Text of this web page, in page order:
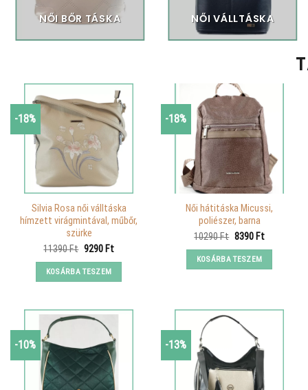
NŐI BŐR TÁSKA NŐI VÁLLTÁSKA
-18%
Silvia Rosa női válltáska
hímzett virágmintával, műbőr,
szürke
11390Ft Original
was:
11390 Ft.
9290 FtCurrent
KOSÁRBA TESZEM
-18%
Női hátitáska Micussi,
poliészer, barna
10290Ft Original
was:
10290 Ft.
8390 FtCurrent
KOSÁRBA TESZEM
-10% -13%